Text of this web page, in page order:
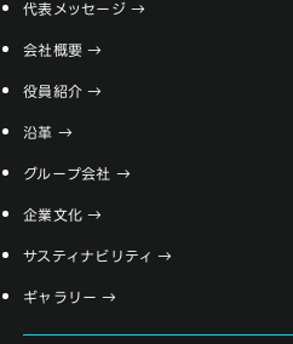
代表メッセージ
会社概要
役員紹介
沿革
グループ会社
企業文化
サスティナビリティ
ギャラリー